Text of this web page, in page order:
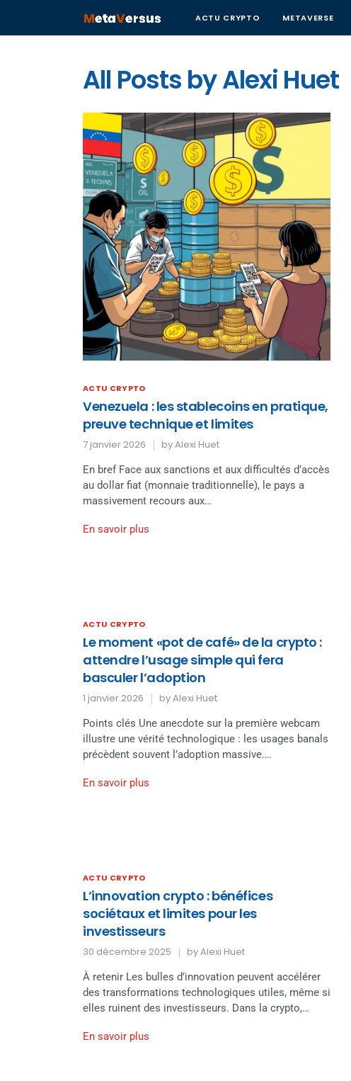
ACTU CRYPTO METAVERSE
All Posts byAlexi Huet
ACTU CRYPTO
Venezuela : les stablecoins en pratique,
preuve technique et limites
7 janvier 2026 byAlexi Huet
En bref Face aux sanctions et aux difficultés d’accès
au dollar fiat (monnaie traditionnelle), le pays a
massivement recours aux…
En savoir plus
ACTU CRYPTO
Le moment «pot de café» de la crypto :
attendre l’usage simple qui fera
basculer l’adoption
1 janvier 2026 byAlexi Huet
Points clés Une anecdote sur la première webcam
illustre une vérité technologique : les usages banals
précèdent souvent l’adoption massive….
En savoir plus
ACTU CRYPTO
L’innovation crypto : bénéfices
sociétaux et limites pour les
investisseurs
30 décembre 2025 byAlexi Huet
À retenir Les bulles d’innovation peuvent accélérer
des transformations technologiques utiles, même si
elles ruinent des investisseurs. Dans la crypto,…
En savoir plus